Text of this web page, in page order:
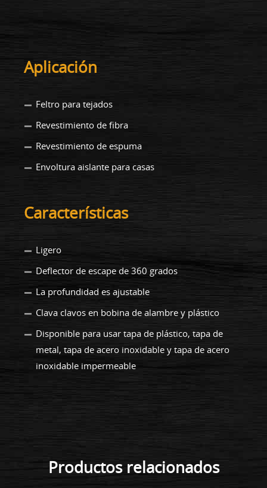
Aplicación
Feltro para tejados
Revestimiento de fibra
Revestimiento de espuma
Envoltura aislante para casas
Características
Ligero
Deflector de escape de 360 grados
La profundidad es ajustable
Clava clavos en bobina de alambre y plástico
Disponible para usar tapa de plástico, tapa de
metal, tapa de acero inoxidable y tapa de acero
inoxidable impermeable
Productos relacionados